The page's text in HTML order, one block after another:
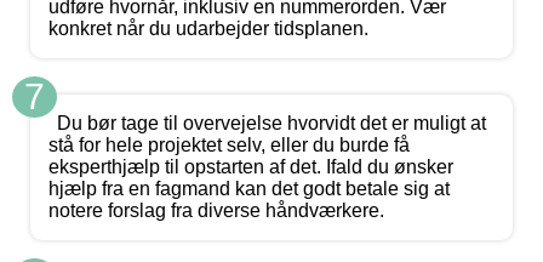
udføre hvornår, inklusiv en nummerorden. Vær
konkret når du udarbejder tidsplanen.
7
Du bør tage til overvejelse hvorvidt det er muligt at
stå for hele projektet selv, eller du burde få
eksperthjælp til opstarten af det. Ifald du ønsker
hjælp fra en fagmand kan det godt betale sig at
notere forslag fra diverse håndværkere.